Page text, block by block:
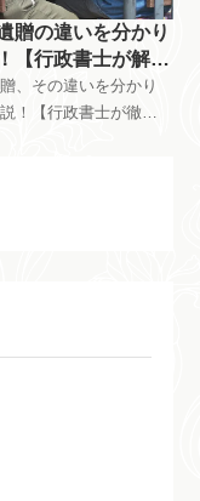
贈の違いを分かり
【行政書士が解
、その違いを分かり
！【行政書士が徹底